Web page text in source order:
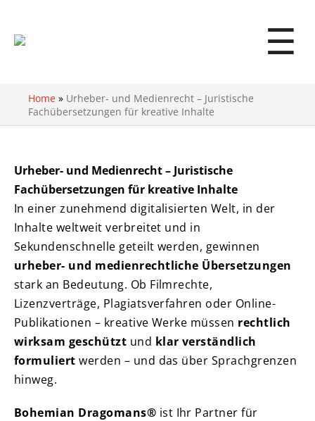
☰
Home » Urheber- und Medienrecht – Juristische
Fachübersetzungen für kreative Inhalte
Urheber- und Medienrecht – Juristische
Fachübersetzungen für kreative Inhalte
In einer zunehmend digitalisierten Welt, in der
Inhalte weltweit verbreitet und in
Sekundenschnelle geteilt werden, gewinnen
urheber- und medienrechtliche Übersetzungen
stark an Bedeutung. Ob Filmrechte,
Lizenzverträge, Plagiatsverfahren oder Online-
Publikationen – kreative Werke müssen rechtlich
wirksam geschützt und klar verständlich
formuliert werden – und das über Sprachgrenzen
hinweg.
Bohemian Dragomans® ist Ihr Partner für